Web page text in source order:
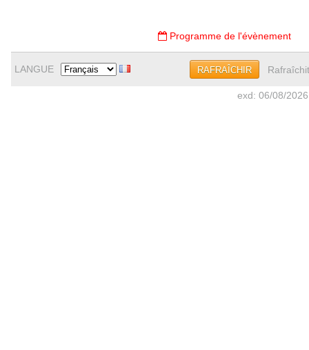
Programme de l'évènement
LANGUE RAFRAÎCHIR
exd: 06/08/